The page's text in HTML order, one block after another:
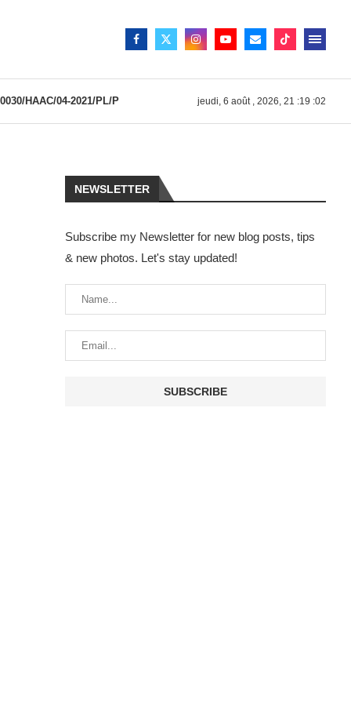
HAAC/04-2021/PL/P jeudi, 6 août , 2026, 21 :19 :02
NEWSLETTER
Subscribe my Newsletter for new blog posts, tips
& new photos. Let's stay updated!